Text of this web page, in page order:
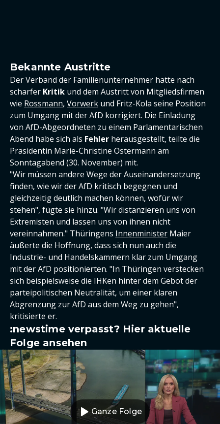
Bekannte Austritte
Der Verband der Familienunternehmer hatte nach
scharfer Kritik und dem Austritt von Mitgliedsfirmen
wie Rossmann, Vorwerk und Fritz-Kola seine Position
zum Umgang mit der AfD korrigiert. Die Einladung
von AfD-Abgeordneten zu einem Parlamentarischen
Abend habe sich als Fehler herausgestellt, teilte die
Präsidentin Marie-Christine Ostermann am
Sonntagabend (30. November) mit.
"Wir müssen andere Wege der Auseinandersetzung
finden, wie wir der AfD kritisch begegnen und
gleichzeitig deutlich machen können, wofür wir
stehen", fügte sie hinzu. "Wir distanzieren uns von
Extremisten und lassen uns von ihnen nicht
vereinnahmen." Thüringens Innenminister Maier
äußerte die Hoffnung, dass sich nun auch die
Industrie- und Handelskammern klar zum Umgang
mit der AfD positionierten. "In Thüringen verstecken
sich beispielsweise die IHKen hinter dem Gebot der
parteipolitischen Neutralität, um einer klaren
Abgrenzung zur AfD aus dem Weg zu gehen",
kritisierte er.
:newstime verpasst? Hier aktuelle
Folge ansehen
Ganze Folge